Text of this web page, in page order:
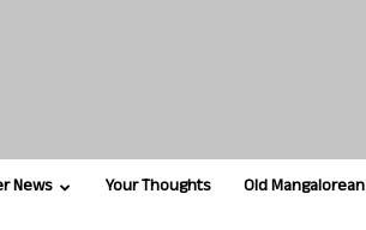
News Your Thoughts Old Mangalorean